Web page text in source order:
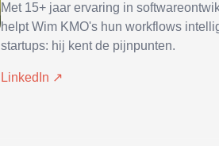
Met 15+ jaar ervaring in
helpt Wim KMO's hun workflows
startups: hij kent de pijnpunten.
LinkedIn ↗